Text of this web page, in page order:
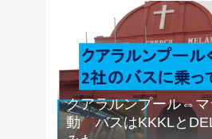
クアラルンプール⇔マ
動 バスはKKKLと